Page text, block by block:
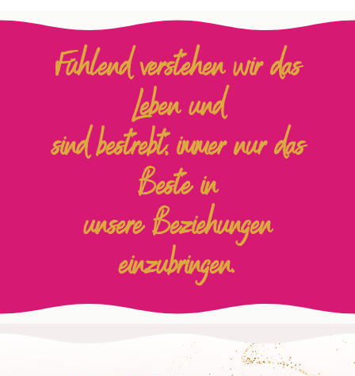
Fühlend verstehen wir das
Leben und
sind bestrebt, immer nur das
Beste in
unsere Beziehungen
einzubringen.